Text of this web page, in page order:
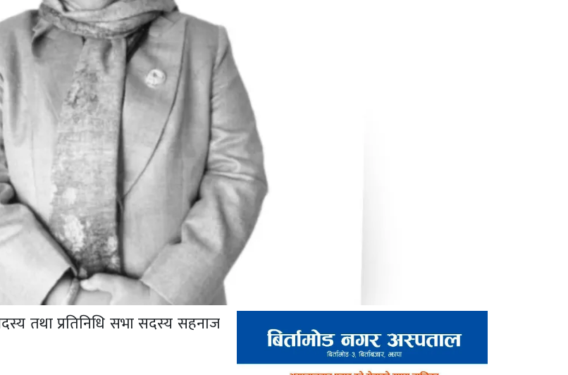
तथा प्रतिनिधि सभा सदस्य सहनाज